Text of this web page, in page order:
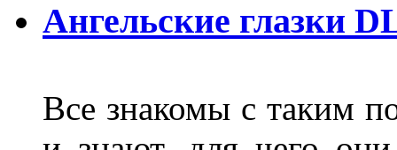
Ангельские глазки
Все знакомы с таким